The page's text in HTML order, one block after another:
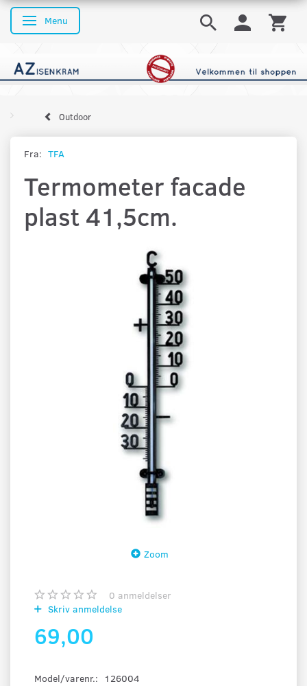
Skifte navigation
Menu
Outdoor
Fra: TFA
Termometer facade
plast 41,5cm.
Zoom
0 anmeldelser
Skriv anmeldelse
69,00
Model/varenr.:
126004